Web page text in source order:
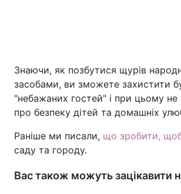
Знаючи, як позбутися щурів
засобами, ви зможете захистити
"небажаних гостей" і при цьому не
про безпеку дітей та домашніх
Раніше ми писали, що зробити,
саду та городу.
Вас також можуть зацікавити